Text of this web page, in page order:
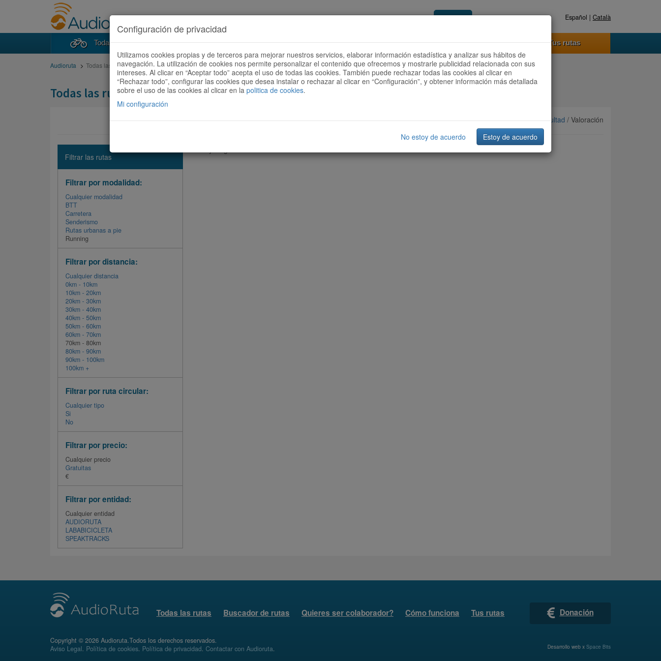
Acceder Registrate ahora Español | Català
Todas las rutas Buscador de rutas Quieres ser colaborador? Cómo funciona Tus rutas
Audioruta Todas las rutas
Todas las rutas
Ordenar por:Más recientes/Dificultad / Valoración
Filtrar las rutas
Filtrar por modalidad:
Cualquier modalidad
BTT
Carretera
Senderismo
Rutas urbanas a pie
Running
Filtrar por distancia:
Cualquier distancia
0km - 10km
10km - 20km
20km - 30km
30km - 40km
40km - 50km
50km - 60km
60km - 70km
70km - 80km
80km - 90km
90km - 100km
100km +
Filtrar por ruta circular:
Cualquier tipo
Si
No
Filtrar por precio:
Cualquier precio
Gratuitas
€
Filtrar por entidad:
Cualquier entidad
AUDIORUTA
LABABICICLETA
SPEAKTRACKS
Todas las rutas Buscador de rutas Quieres ser colaborador? Cómo funciona Tus rutas Donación
Copyright © 2026 Audioruta.Todos los derechos reservados.
Aviso Legal. Política de cookies. Política de privacidad. Contactar con Audioruta. Desarrollo web x Space Bits
Configuración de privacidad
Utilizamos cookies propias y de terceros para mejorar nuestros servicios, elaborar información estadística y analizar sus hábitos de
navegación. La utilización de cookies nos permite personalizar el contenido que ofrecemos y mostrarle publicidad relacionada con sus
intereses. Al clicar en “Aceptar todo” acepta el uso de todas las cookies. También puede rechazar todas las cookies al clicar en
“Rechazar todo”, configurar las cookies que desea instalar o rechazar al clicar en “Configuración”, y obtener información más detallada
sobre el uso de las cookies al clicar en la politica de cookies.
Mi configuración
No estoy de acuerdo Estoy de acuerdo